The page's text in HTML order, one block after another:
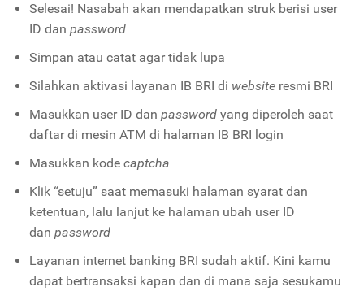
Selesai! Nasabah akan mendapatkan struk berisi user
ID dan password
Simpan atau catat agar tidak lupa
Silahkan aktivasi layanan IB BRI di website resmi BRI
Masukkan user ID dan password yang diperoleh saat
daftar di mesin ATM di halaman IB BRI login
Masukkan kode captcha
Klik “setuju” saat memasuki halaman syarat dan
ketentuan, lalu lanjut ke halaman ubah user ID
dan password
Layanan internet banking BRI sudah aktif. Kini kamu
dapat bertransaksi kapan dan di mana saja sesukamu